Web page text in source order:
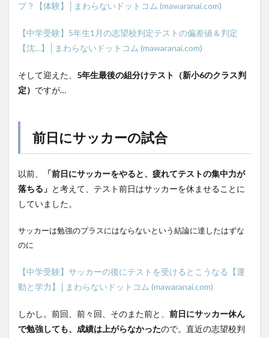
プ？【体験】│まわらないドットコム (mawaranai.com)
【中学受験】5年生1月の志望校判定テストの偏差値＆判定
【沈…】│まわらないドットコム (mawaranai.com)
そして迎えた、 5年生最後の組分けテスト（新小6のクラス判
定） ですが…
前日にサッカーの試合
以前、
「前日にサッカーをやると、疲れてテストの集中力が
落ちる」 と考えて、テスト前日はサッカーを休ませることに
していました。
サッカーは勉強のプラスにはならないという結論に達したはずな
のに
【中学受験】サッカーの後にテストを受けるとこうなる【運
動と学力】│まわらないドットコム (mawaranai.com)
しかし。前回、前々回、そのまた前と、 前日にサッカー休ん
で勉強しても、成績は上がらなかったので。直近の志望校判